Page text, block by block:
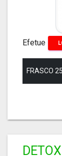
Efetue
FRASCO